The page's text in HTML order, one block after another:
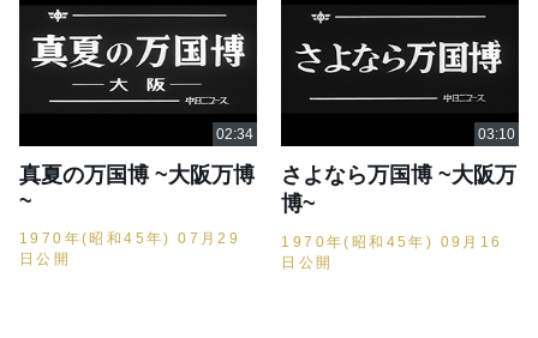
真夏の万国博 ~大阪万博
~
1970年(昭和45年) 07月29
日公開
さよなら万国博 ~大阪万
博~
1970年(昭和45年) 09月16
日公開